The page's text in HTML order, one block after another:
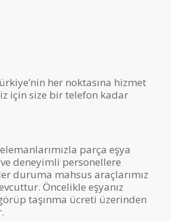
her noktasına hizmet
için size bir telefon kadar
parça eşya
ve deneyimli personellere
duruma mahsus araçlarımız
Öncelikle eşyanız
taşınma ücreti üzerinden